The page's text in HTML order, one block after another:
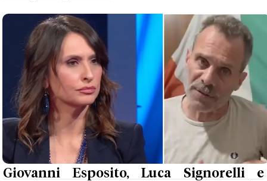
Giovanni Esposito, Luca Signorelli e